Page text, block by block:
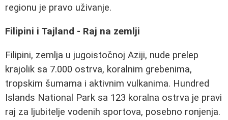
regionu je pravo uživanje.
Filipini i Tajland - Raj na zemlji
Filipini, zemlja u jugoistočnoj Aziji, nude prelep
krajolik sa 7.000 ostrva, koralnim grebenima,
tropskim šumama i aktivnim vulkanima. Hundred
Islands National Park sa 123 koralna ostrva je pravi
raj za ljubitelje vodenih sportova, posebno ronjenja.